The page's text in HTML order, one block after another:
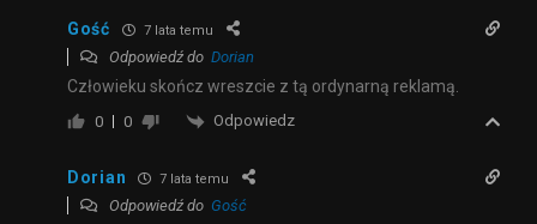
Gość 7 lata temu
Odpowiedź do Dorian
Człowieku skończ wreszcie z tą ordynarną reklamą.
0 0 Odpowiedz
Dorian 7 lata temu
Odpowiedź do Gość